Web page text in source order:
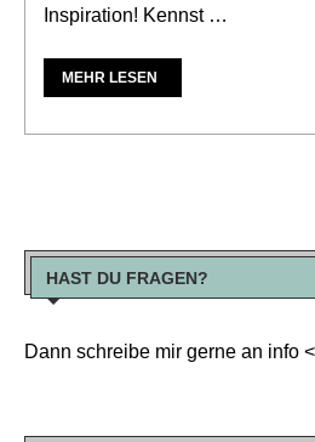
Inspiration! Kennst …
MEHR LESEN
HAST DU FRAGEN?
Dann schreibe mir gerne an info